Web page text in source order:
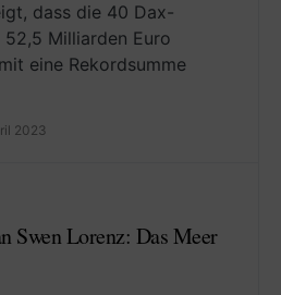
dass die 40 Dax-
Milliarden Euro
eine Rekordsumme
2023
Swen Lorenz: Das Meer